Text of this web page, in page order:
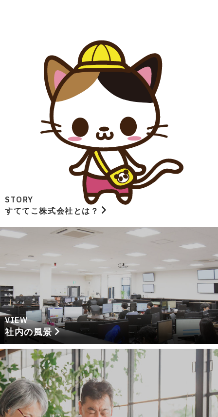
STORY
すててこ株式会社とは？
VIEW
社内の風景